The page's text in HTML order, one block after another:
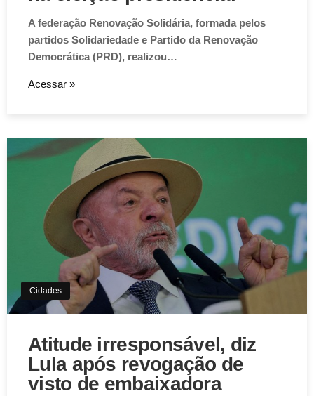
A federação Renovação Solidária, formada pelos
partidos Solidariedade e Partido da Renovação
Democrática (PRD), realizou…
Acessar »
Cidades
Atitude irresponsável, diz
Lula após revogação de
visto de embaixadora